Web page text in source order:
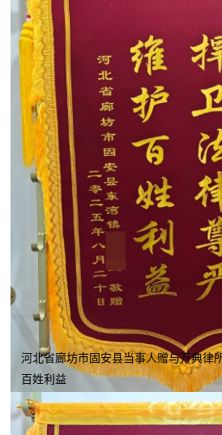
河北省廊坊市固安县当事人赠与万典律
百姓利益